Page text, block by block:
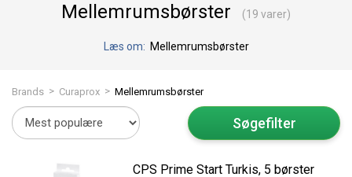
Mellemrumsbørster (19 varer)
Læs om: Mellemrumsbørster
Brands > Curaprox > Mellemrumsbørster
Søgefilter
CPS Prime Start Turkis, 5 børster